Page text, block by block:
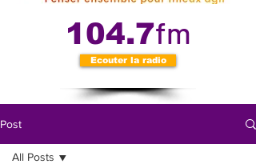
104.7fm
Ecouter la radio
Post
All Posts